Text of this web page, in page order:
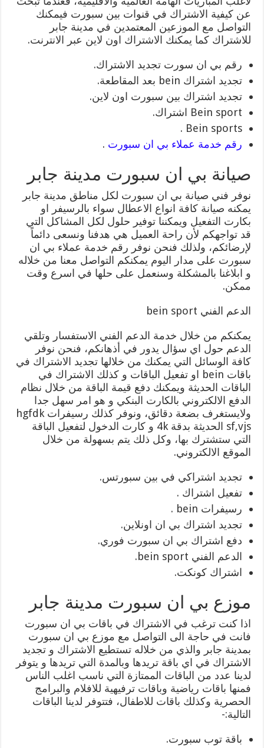
عن كيفية الاشتراك في قنوات بين سبورت فيمكنك
التواصل مع الموزعين المعتمدين في مدينة جابر
للاشتراك كما يمكنك الاشتراك اون لاين عبر الانترنت.
رقم بي ان سورت تجديد الاشتراك.
تجديد اشتراك bein بعد المقاطعة.
تجديد اشتراك بين سبورت اون لاين.
Bein sport اشتراك.
Bein sports .
رقم خدمة عملاء بي ان سبورت .
صيانة بي ان سبورت مدينة جابر
نوفر فني صيانة بي ان سبورت لكل مناطق مدينة جابر
يمكنه صيانة كافة انواع الاعطال سواء بالرسيفر او
بكارت التفعيل ويمكننا توفير حلول لكل المشاكل التي
قد تواجهكم لأن راحة العميل هي هدفنا ونسعى دائماً
لإرضائكم، ولذلك فنحن نوفر رقم خدمة عملاء بي ان
سبورت على مدار اليوم يمكنكم التواصل معنا من خلاله
و ابلاغنا بالمشكلة وسنعمل على حلها في اسرع وقت
ممكن.
الدعم الفني bein sport
يمكنكم من خلال خدمة الدعم الفني الاستفسار وتلقي
الدعم حول اي سؤال يدور في أذهانكم، فنحن نوفر
كافة الوسائل التي يمكنك من خلالها تجديد الاشتراك في
باقات bein او تفعيل الباقات و كذلك الاشتراك في
الباقات الحديثة ويمكنك دفع قيمة الباقة من خلال نظام
الدفع الالكتروني بالكارت البنكي و هو امر سهل جدا
ولايستغرف بضعة دقائق، ونوفر كذلك رسيفرات hgfdk
sf,vjs الحديثة بدقة 4k و كارت الدخول لتفعيل الباقة
التي ستشترك بها، وكل ذلك يتم بسهولة من خلال
الموقع الالكتروني.
تجديد اشتراكي في بين سبورتس.
تفعيل اشتراك .
رسيفرات bein .
تجديد اشتراك بي ان اونلاين.
دفع اشتراك بي ان سبورت فوري.
الدعم الفني bein sport.
اشتراك كونكت.
موزع بي ان سبورت مدينة جابر
اذا كنت ترغب في الاشتراك في باقات بي ان سبورت
فانت في حاجة الى التواصل مع موزع بي ان سبورت
بمدينة جابر والذي من خلاله تستطيع الاشتراك و تجديد
الاشتراك في اي باقة تريدها وبالمدة التي تريدها و يتوفر
لدينا عدد من الباقات الممتازة التي ناسب اغلب الناس
فمنها باقات رياضية وباقات ترفيهية للافلام والبرامج
الحصرية وكذلك باقات للاطفال، فتتوفر لدينا الباقات
التالية:-
باقة توب سبورت.